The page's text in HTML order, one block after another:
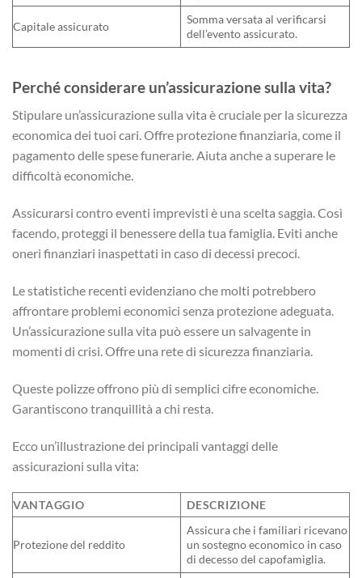
Capitale assicurato
Somma versata al verificarsi
dell’evento assicurato.
Perché considerare un’assicurazione sulla vita?
Stipulare un’assicurazione sulla vita è cruciale per la sicurezza
economica dei tuoi cari. Offre protezione finanziaria, come il
pagamento delle spese funerarie. Aiuta anche a superare le
difficoltà economiche.
Assicurarsi contro eventi imprevisti è una scelta saggia. Così
facendo, proteggi il benessere della tua famiglia. Eviti anche
oneri finanziari inaspettati in caso di decessi precoci.
Le statistiche recenti evidenziano che molti potrebbero
affrontare problemi economici senza protezione adeguata.
Un’assicurazione sulla vita può essere un salvagente in
momenti di crisi. Offre una rete di sicurezza finanziaria.
Queste polizze offrono più di semplici cifre economiche.
Garantiscono tranquillità a chi resta.
Ecco un’illustrazione dei principali vantaggi delle
assicurazioni sulla vita:
VANTAGGIO DESCRIZIONE
Protezione del reddito
Assicura che i familiari ricevano
un sostegno economico in caso
di decesso del capofamiglia.